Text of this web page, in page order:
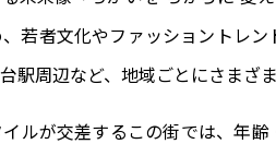
若者文化やファッショントレ
駅周辺など、地域ごとにさまざ
ルが交差するこの街では、年